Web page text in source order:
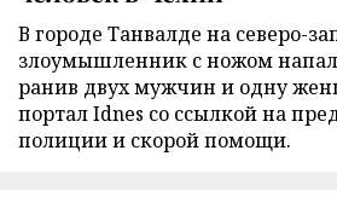
В городе Танвалде на северо-
злоумышленник с ножом
ранив двух мужчин и одну
портал Idnes со ссылкой на
полиции и скорой помощи.